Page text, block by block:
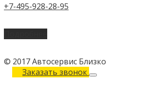
+7-495-928-28-95
© 2017 Автосервис Близко
Заказать звонок